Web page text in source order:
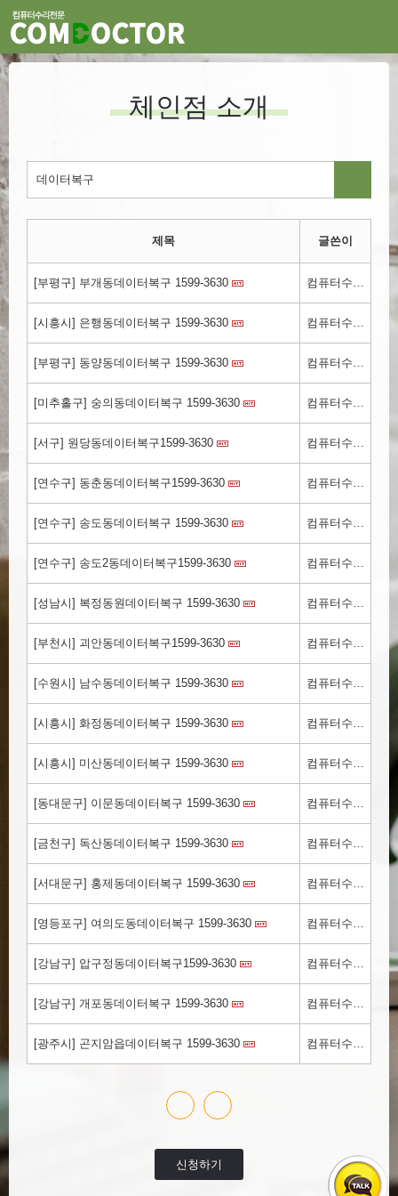
체인점 소개
제목 글쓴이
[부평구] 부개동데이터복구 1599-3630 컴퓨터수리컴닥터.kr
[시흥시] 은행동데이터복구 1599-3630 컴퓨터수리.kr
[부평구] 동양동데이터복구 1599-3630 컴퓨터수리.kr
[미추홀구] 숭의동데이터복구 1599-3630 컴퓨터수리.kr
[서구] 원당동데이터복구1599-3630 컴퓨터수리.kr
[연수구] 동춘동데이터복구1599-3630 컴퓨터수리.kr
[연수구] 송도동데이터복구 1599-3630 컴퓨터수리.kr
[연수구] 송도2동데이터복구1599-3630 컴퓨터수리.kr
[성남시] 복정동원데이터복구 1599-3630 컴퓨터수리.kr
[부천시] 괴안동데이터복구1599-3630 컴퓨터수리.kr
[수원시] 남수동데이터복구 1599-3630 컴퓨터수리.kr
[시흥시] 화정동데이터복구 1599-3630 컴퓨터수리.kr
[시흥시] 미산동데이터복구 1599-3630 컴퓨터수리.kr
[동대문구] 이문동데이터복구 1599-3630 컴퓨터수리.kr
[금천구] 독산동데이터복구 1599-3630 컴퓨터수리.kr
[서대문구] 홍제동데이터복구 1599-3630 컴퓨터수리.kr
[영등포구] 여의도동데이터복구 1599-3630 컴퓨터수리.kr
[강남구] 압구정동데이터복구1599-3630 컴퓨터수리.kr
[강남구] 개포동데이터복구 1599-3630 컴퓨터수리.kr
[광주시] 곤지암읍데이터복구 1599-3630 컴퓨터수리.kr
신청하기